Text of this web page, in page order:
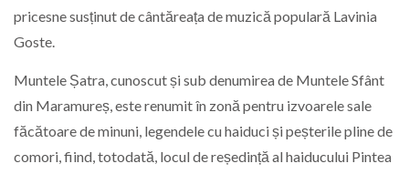
pricesne susținut de cântăreața de muzică populară Lavinia
Goste.
Muntele Șatra, cunoscut și sub denumirea de Muntele Sfânt
din Maramureș, este renumit în zonă pentru izvoarele sale
făcătoare de minuni, legendele cu haiduci și peșterile pline de
comori, fiind, totodată, locul de reședință al haiducului Pintea